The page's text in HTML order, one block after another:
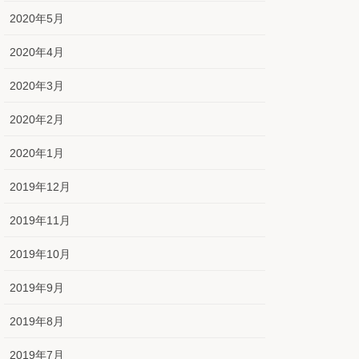
2020年5月
2020年4月
2020年3月
2020年2月
2020年1月
2019年12月
2019年11月
2019年10月
2019年9月
2019年8月
2019年7月